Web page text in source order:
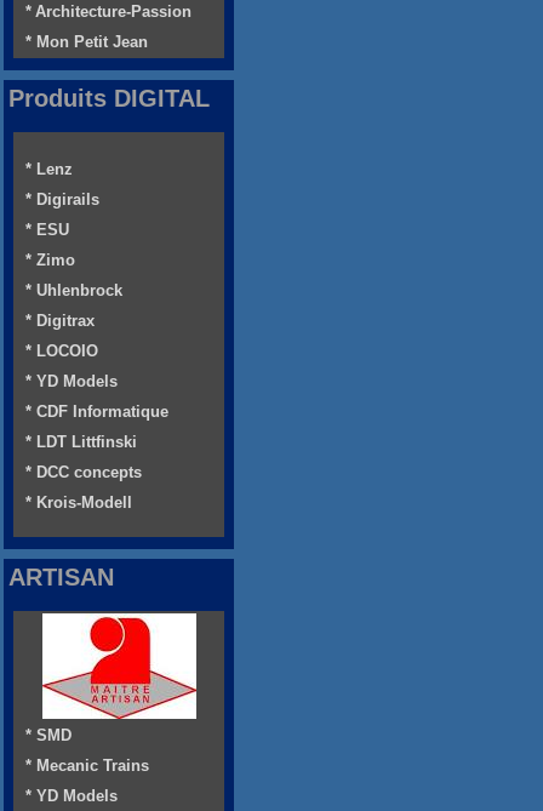
* Architecture-Passion
* Mon Petit Jean
Produits DIGITAL
* Lenz
* Digirails
* ESU
* Zimo
* Uhlenbrock
* Digitrax
* LOCOIO
* YD Models
* CDF Informatique
* LDT Littfinski
* DCC concepts
* Krois-Modell
ARTISAN
* SMD
* Mecanic Trains
* YD Models